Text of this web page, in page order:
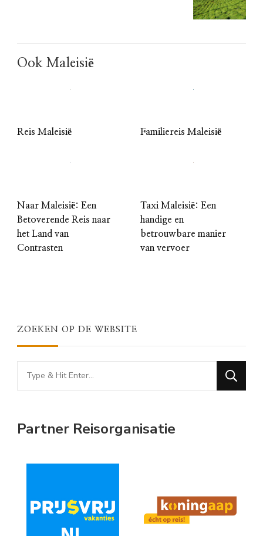
Ook Maleisië
Reis Maleisië Familiereis Maleisië
Naar Maleisië: Een
Betoverende Reis naar
het Land van
Contrasten
Taxi Maleisië: Een
handige en
betrouwbare manier
van vervoer
ZOEKEN OP DE WEBSITE
Looking
for
Partner Reisorganisatie